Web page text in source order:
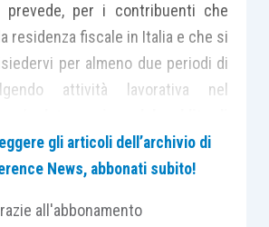
per i contribuenti che
residenza fiscale in Italia e che si
per almeno due periodi di
attività lavorativa nel
o autonomo prodotto in Italia.
gli articoli dell’archivio di
News, abbonati subito!
all'abbonamento